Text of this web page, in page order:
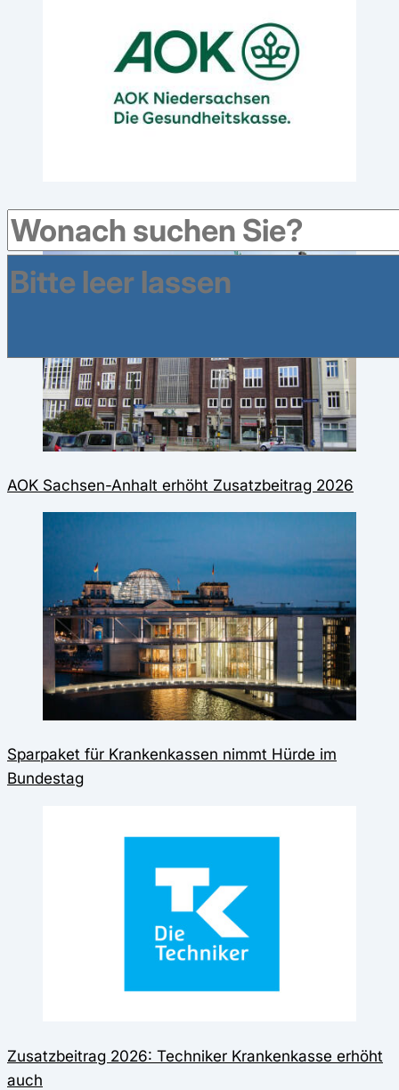
AOK Niedersachsen hebt Zusatzbeitrag 2026 an
AOK Sachsen-Anhalt erhöht Zusatzbeitrag 2026
Sparpaket für Krankenkassen nimmt Hürde im
Bundestag
Zusatzbeitrag 2026: Techniker Krankenkasse erhöht
auch